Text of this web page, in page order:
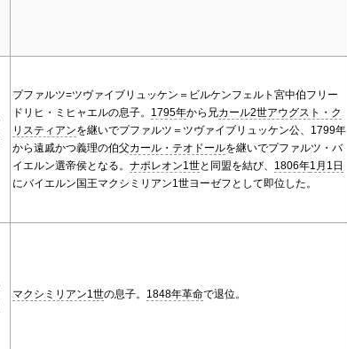
プファルツ=ツヴァイブリュッケン＝ビルケンフェルト宮中伯フリー
ドリヒ・ミヒャエルの息子。 1795年から兄カール2世アウグスト・ク
リスティアンを継いでプファルツ＝ツヴァイブリュッケン公、1799年
から遠戚かつ義理の伯父カール・テオドールを継いでプファルツ・バ
イエルン選帝侯となる。ナポレオン1世と同盟を結び、 1806年1月1日
にバイエルン国王マクシミリアン1世ヨーゼフとして即位した。
マクシミリアン1世の息子。 1848年革命で退位。